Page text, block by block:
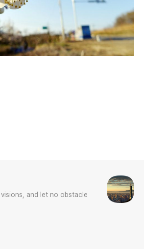
visions, and let no obstacle